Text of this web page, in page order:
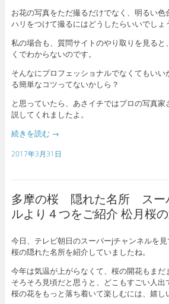
お花の写真をただ撮るだけでなく、明るい色
ハリをつけて撮るにはどうしたらいいでしょ
私の場合も、質問サイトのやり取りを見ると
くでわからないのです。
そんなにプロフェッショナルでなくてもいい
る簡単なコツってないかしら？
と思っていたら、あさイチではプロの写真
説してくれましたよ。
続きを読む →
2017年3月31日
多摩の桜 隠れた名所 スー
ルより４つをご紹介 松月桜
今日、テレビ朝日のスーパーjチャンネルを
桜の隠れた名所を紹介していましたね。
今年は気温が上がらなくて、桜の開花もまだ
そろそろ見頃だと思うと、どこもすごい人出
桜の花をもっと落ち着いて楽しむには、嬉し